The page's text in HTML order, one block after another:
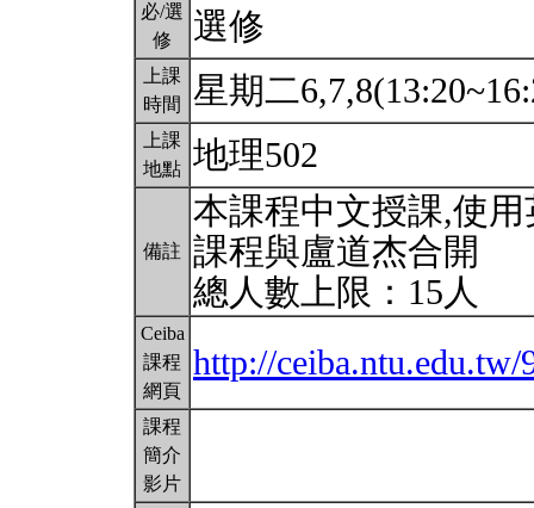
必/選
修
選修
上課
時間
星期二
上課
地點 地理502
備註
本課程中文授課,使
課程與盧道杰合開
總人數上限：15人
Ceiba
課程
網頁
http://ceiba.ntu.edu.tw/
課程
簡介
影片